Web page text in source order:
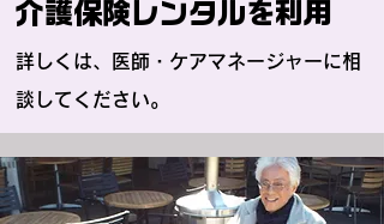
介護保険レンタルを利用
詳しくは、医師・ケアマネージャーに相
談してください。